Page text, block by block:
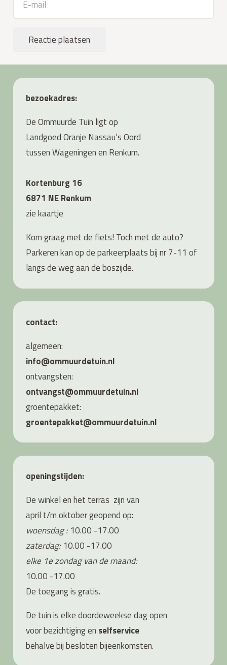
Reactie plaatsen
bezoekadres:
De Ommuurde Tuin ligt op
Landgoed Oranje Nassau’s Oord
tussen Wageningen en Renkum.
Kortenburg 16
6871 NE Renkum
ziekaartje
Kom graag met de fiets! Toch met de auto?
Parkeren kan op de parkeerplaats bij nr 7-11 of
langs de weg aan de boszijde.
contact:
algemeen:
info@ommuurdetuin.nl
ontvangsten:
ontvangst@ommuurdetuin.nl
groentepakket:
groentepakket@ommuurdetuin.nl
openingstijden:
De winkel en het terras zijn van
april t/m oktober geopend op:
woensdag :10.00 -17.00
zaterdag: 10.00 -17.00
elke 1e zondag van de maand:
10.00 -17.00
De toegang is gratis.
De tuin is elke doordeweekse dag open
voor bezichtiging en selfservice
behalve bij besloten bijeenkomsten.